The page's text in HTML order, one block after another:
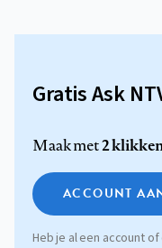
Gratis Ask
Maak met2
ACCOUNT
Heb je al een account